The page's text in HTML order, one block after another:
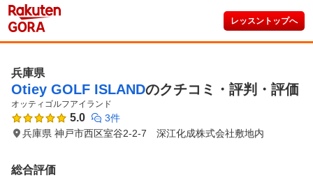
レッスントップへ
兵庫県
Otiey GOLF ISLANDのクチコミ・評判・評価
オッティゴルフアイランド
5.0
3件
兵庫県 神戸市西区室谷2-2-7 深江化成株式会社敷地内
総合評価